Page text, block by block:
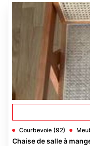
Courbevoie (92)
Chaise de salle à